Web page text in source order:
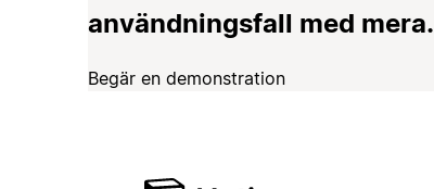
användningsfall med mera.
Begär en demonstration